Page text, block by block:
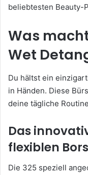
beliebtesten Beauty-
Was
Wet
Du hältst ein
in Händen. Diese
deine tägliche
Das
flexiblen
Die 325 speziell